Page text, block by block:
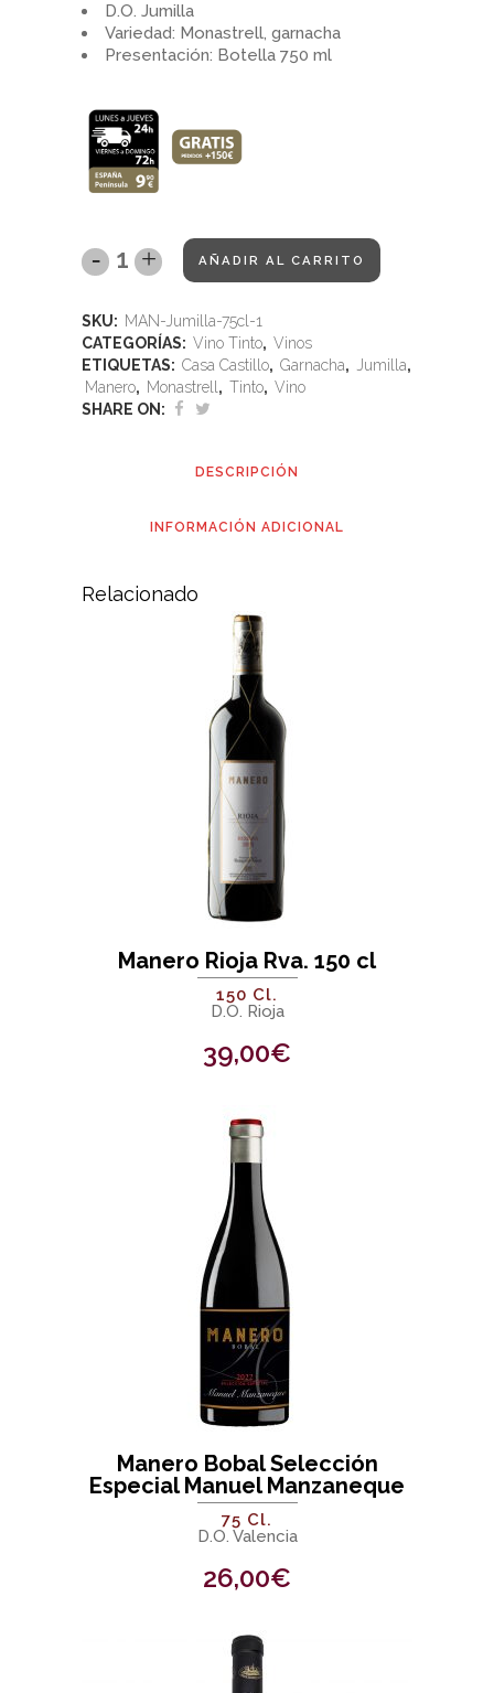
D.O. Jumilla
Variedad: Monastrell, garnacha
Presentación: Botella 750 ml
AÑADIR AL CARRITO
SKU: MAN-Jumilla-75cl-1
CATEGORÍAS: Vino Tinto, Vinos
ETIQUETAS: Casa Castillo, Garnacha, Jumilla,
Manero, Monastrell , Tinto, Vino
SHARE ON:
DESCRIPCIÓN
INFORMACIÓN ADICIONAL
Relacionado
Manero Rioja Rva. 150 cl
150 Cl.
D.O. Rioja
39,00€
Manero Bobal Selección
Especial Manuel Manzaneque
75 Cl.
D.O. Valencia
26,00€